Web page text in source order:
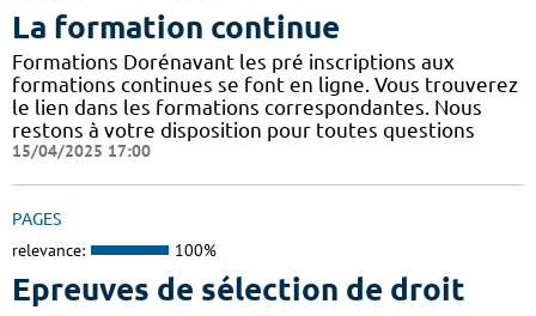
La formation continue
Formations Dorénavant les pré inscriptions aux
formations continues se font en ligne. Vous trouverez
le lien dans les formations correspondantes. Nous
restons à votre disposition pour toutes questions
15/04/2025 17:00
PAGES
relevance: 100%
Epreuves de sélection de droit